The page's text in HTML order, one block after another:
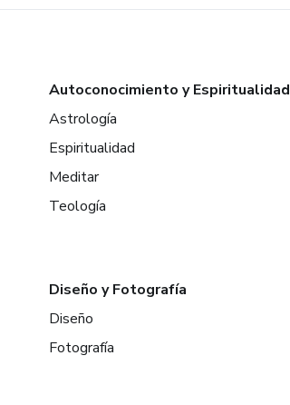
Autoconocimiento y Espiritualidad
Astrología
Espiritualidad
Meditar
Teología
Diseño y Fotografía
Diseño
Fotografía